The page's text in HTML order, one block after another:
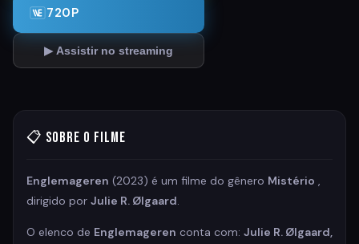
720P
▶ Assistir no streaming
📋 Sobre o Filme
Englemageren (2023) é um filme do gênero Mistério ,
dirigido por Julie R. Ølgaard.
O elenco de Englemageren conta com: Julie R. Ølgaard,